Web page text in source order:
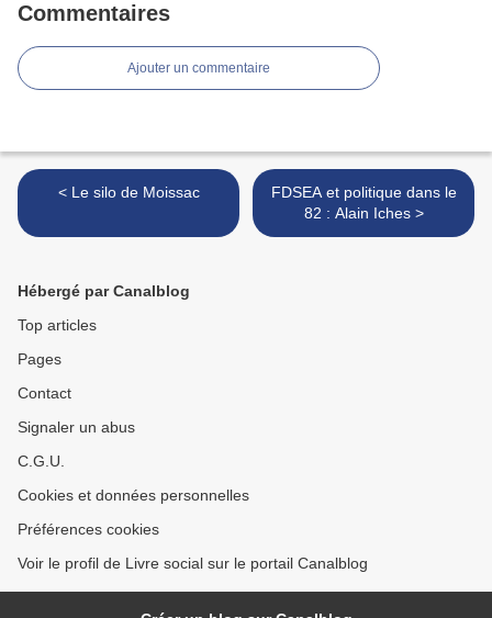
Commentaires
Ajouter un commentaire
< Le silo de Moissac
FDSEA et politique dans le
82 : Alain Iches >
Hébergé par Canalblog
Top articles
Pages
Contact
Signaler un abus
C.G.U.
Cookies et données personnelles
Préférences cookies
Voir le profil de Livre social sur le portail Canalblog